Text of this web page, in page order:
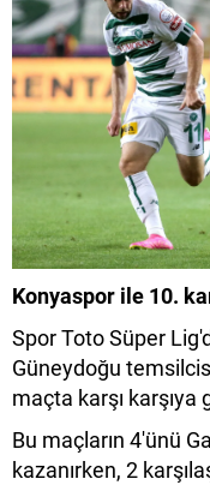
Konyaspor ile 10.
Spor Toto Süper
Güneydoğu
maçta karşı karşıya
Bu maçların 4'ünü
kazanırken, 2